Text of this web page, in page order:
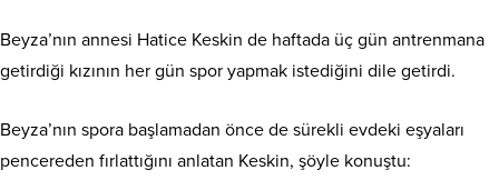
Beyza’nın annesi Hatice Keskin de haftada üç gün antrenmana
getirdiği kızının her gün spor yapmak istediğini dile getirdi.
Beyza’nın spora başlamadan önce de sürekli evdeki eşyaları
pencereden fırlattığını anlatan Keskin, şöyle konuştu: